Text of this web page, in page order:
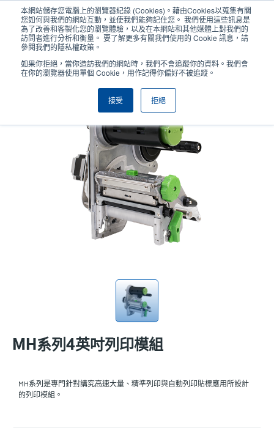
本網站儲存您電腦上的瀏覽器紀錄 (Cookies)。藉由Cookies以蒐集有關
您如何與我們的網站互動，並使我們能夠記住您。 我們使用這些訊息是
為了改善和客製化您的瀏覽體驗，以及在本網站和其他媒體上對我們的
訪問者進行分析和衡量。 要了解更多有關我們使用的 Cookie 訊息，請
參閱我們的隱私權政策。
如果你拒絕，當你造訪我們的網站時，我們不會追蹤你的資料。我們會
在你的瀏覽器使用單個 Cookie，用作記得你偏好不被追蹤。
接受 拒絕
User
menu
User
Header
MH系列4英吋列印模組
MH系列是專門針對講究高速大量、精準列印與自動列印貼標應用所設計
的列印模組。